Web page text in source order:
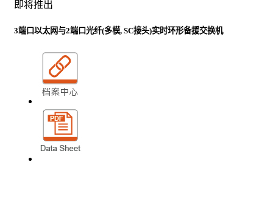
即将推出
3端口以太网与2端口光纤(多模, SC接头)实时环形备援交换机